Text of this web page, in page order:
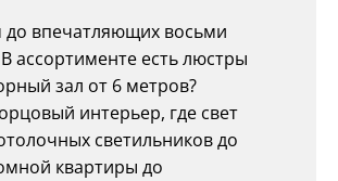
впечатляющих восьми
ассортименте есть люстры
зал от 6 метров?
интерьер, где свет
светильников до
квартиры до